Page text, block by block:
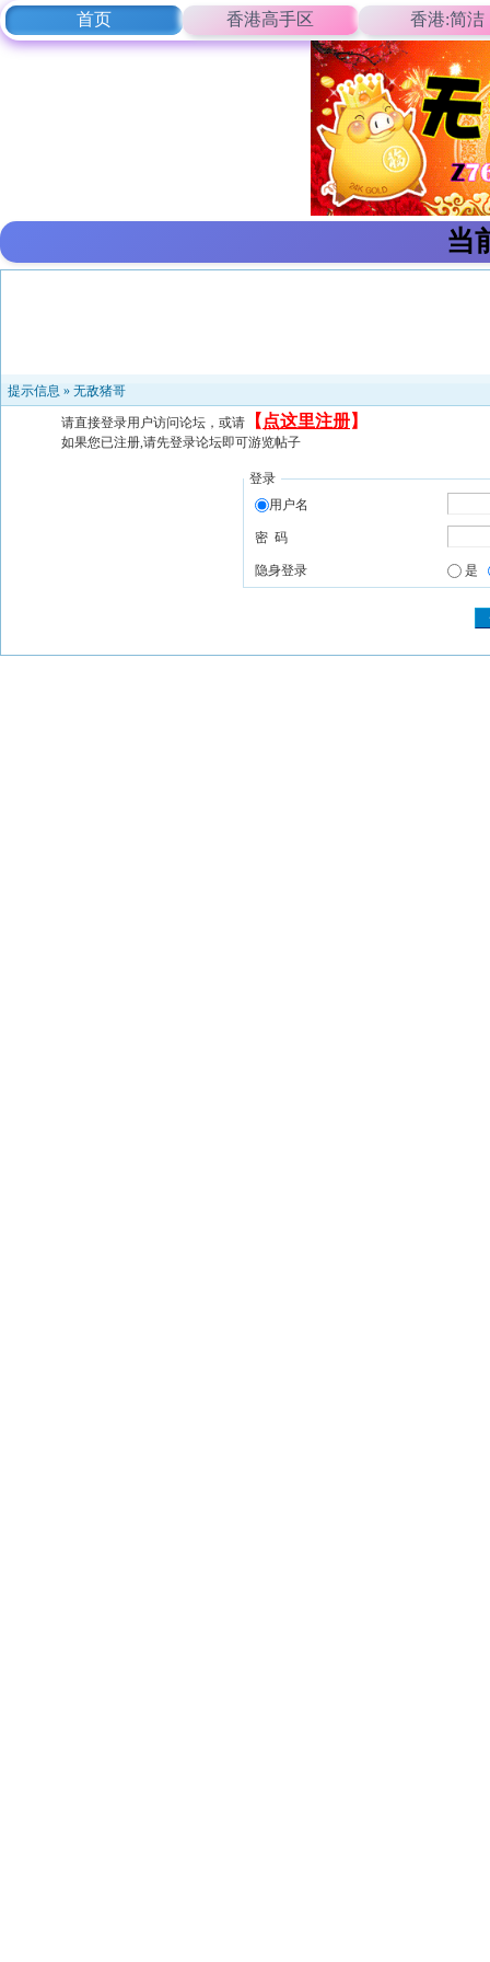
首页 香港高手区 香港:简洁
当
提示信息 » 无敌猪哥
请直接登录用户访问论坛，或请 【 点这里注册】
如果您已注册,请先登录论坛即可游览帖子
登录
用户名
密 码
隐身登录 是